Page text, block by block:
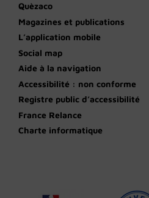
Quèzaco
Magazines et publications
L’application mobile
Social map
Aide à la navigation
Accessibilité : non conforme
Registre public d’accessibilité
France Relance
Charte informatique